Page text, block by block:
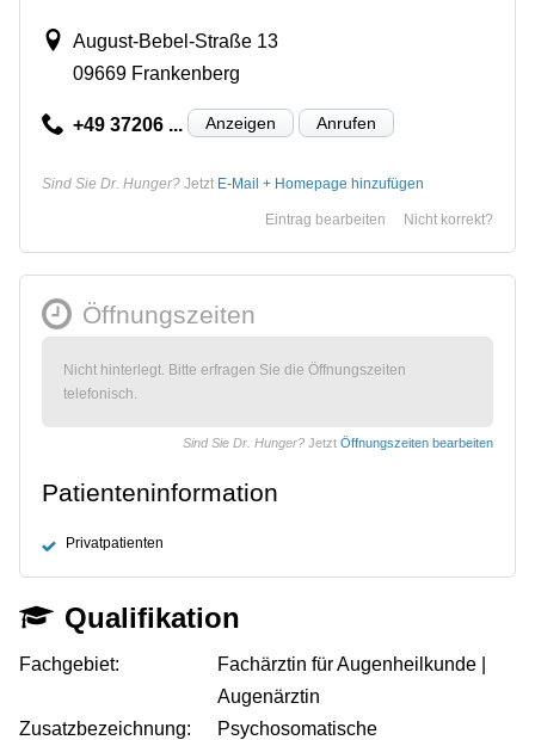
August-Bebel-Straße 13
09669 Frankenberg
+49 37206 ... Anzeigen Anrufen
Sind Sie Dr. Hunger? Jetzt E-Mail + Homepage hinzufügen
Nicht korrekt?
Eintrag bearbeiten
Öffnungszeiten
Nicht hinterlegt. Bitte erfragen Sie die Öffnungszeiten
telefonisch.
Sind Sie Dr. Hunger? Jetzt Öffnungszeiten bearbeiten
Patienteninformation
Privatpatienten
Qualifikation
Fachgebiet:
Fachärztin für Augenheilkunde |
Augenärztin
Zusatzbezeichnung:
Psychosomatische